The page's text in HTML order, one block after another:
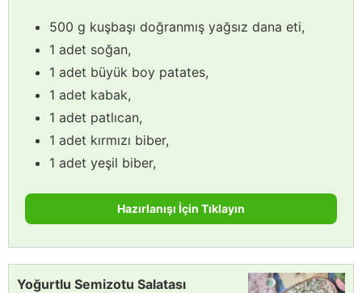
500 g kuşbaşı doğranmış yağsız dana eti,
1 adet soğan,
1 adet büyük boy patates,
1 adet kabak,
1 adet patlıcan,
1 adet kırmızı biber,
1 adet yeşil biber,
Hazırlanışı İçin Tıklayın
Yoğurtlu Semizotu Salatası